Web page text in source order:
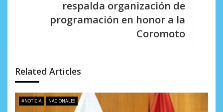
e
n
t
respalda organización de
programación en honor a la
Coromoto
Related Articles
#NOTICIA NACIONALES